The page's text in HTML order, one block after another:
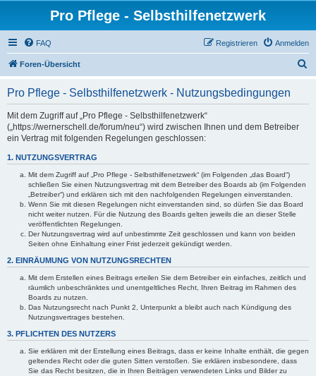
Pro Pflege - Selbsthilfenetzwerk
FAQ Anmelden
Registrieren
Foren-Übersicht
Pro Pflege - Selbsthilfenetzwerk - Nutzungsbedingungen
Mit dem Zugriff auf „Pro Pflege - Selbsthilfenetzwerk“
(„https://wernerschell.de/forum/neu“) wird zwischen Ihnen und dem Betreiber
ein Vertrag mit folgenden Regelungen geschlossen:
1. NUTZUNGSVERTRAG
Mit dem Zugriff auf „Pro Pflege - Selbsthilfenetzwerk“ (im Folgenden „das Board“)
schließen Sie einen Nutzungsvertrag mit dem Betreiber des Boards ab (im Folgenden
„Betreiber“) und erklären sich mit den nachfolgenden Regelungen einverstanden.
Wenn Sie mit diesen Regelungen nicht einverstanden sind, so dürfen Sie das Board
nicht weiter nutzen. Für die Nutzung des Boards gelten jeweils die an dieser Stelle
veröffentlichten Regelungen.
Der Nutzungsvertrag wird auf unbestimmte Zeit geschlossen und kann von beiden
Seiten ohne Einhaltung einer Frist jederzeit gekündigt werden.
2. EINRÄUMUNG VON NUTZUNGSRECHTEN
Mit dem Erstellen eines Beitrags erteilen Sie dem Betreiber ein einfaches, zeitlich und
räumlich unbeschränktes und unentgeltliches Recht, Ihren Beitrag im Rahmen des
Boards zu nutzen.
Das Nutzungsrecht nach Punkt 2, Unterpunkt a bleibt auch nach Kündigung des
Nutzungsvertrages bestehen.
3. PFLICHTEN DES NUTZERS
Sie erklären mit der Erstellung eines Beitrags, dass er keine Inhalte enthält, die gegen
geltendes Recht oder die guten Sitten verstoßen. Sie erklären insbesondere, dass
Sie das Recht besitzen, die in Ihren Beiträgen verwendeten Links und Bilder zu